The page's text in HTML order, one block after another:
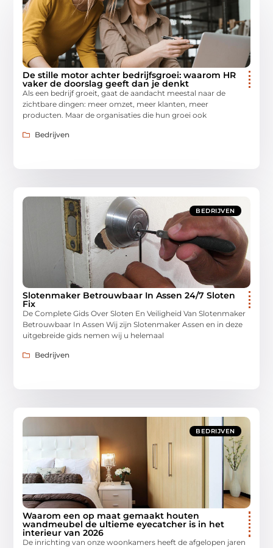
De stille motor achter bedrijfsgroei: waarom HR
vaker de doorslag geeft dan je denkt
Als een bedrijf groeit, gaat de aandacht meestal naar de
zichtbare dingen: meer omzet, meer klanten, meer
producten. Maar de organisaties die hun groei ook
Bedrijven
BEDRIJVEN
Slotenmaker Betrouwbaar In Assen 24/7 Sloten
Fix
De Complete Gids Over Sloten En Veiligheid Van Slotenmaker
Betrouwbaar In Assen Wij zijn Slotenmaker Assen en in deze
uitgebreide gids nemen wij u helemaal
Bedrijven
BEDRIJVEN
Waarom een op maat gemaakt houten
wandmeubel de ultieme eyecatcher is in het
interieur van 2026
De inrichting van onze woonkamers heeft de afgelopen jaren